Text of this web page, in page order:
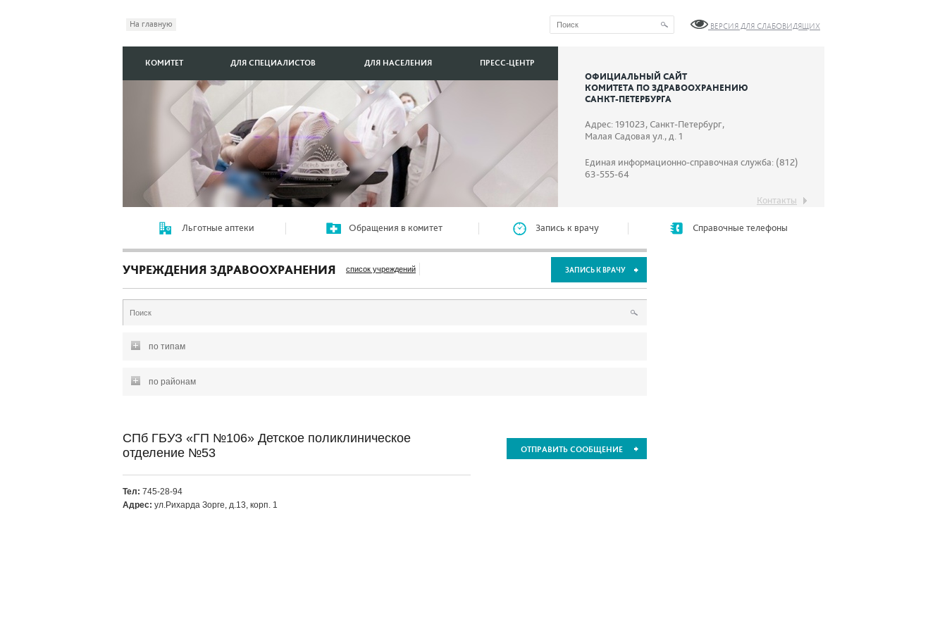
На главную ВЕРСИЯ ДЛЯ СЛАБОВИДЯЩИХ
ОФИЦИАЛЬНЫЙ САЙТ
КОМИТЕТА ПО ЗДРАВООХРАНЕНИЮ
САНКТ-ПЕТЕРБУРГА
Адрес: 191023, Санкт-Петербург,
Малая Садовая ул., д. 1
Единая информационно-справочная служба: (812)
63-555-64
Контакты
КОМИТЕТ ДЛЯ СПЕЦИАЛИСТОВ ДЛЯ НАСЕЛЕНИЯ ПРЕСС-ЦЕНТР
Льготные аптеки Обращения в комитет Запись к врачу Справочные телефоны
УЧРЕЖДЕНИЯ ЗДРАВООХРАНЕНИЯ список учреждений ЗАПИСЬ К ВРАЧУ
по типам
по районам
ОТПРАВИТЬ СООБЩЕНИЕ
СПб ГБУЗ «ГП №106» Детское поликлиническое
отделение №53
Тел: 745-28-94
Адрес: ул.Рихарда Зорге, д.13, корп. 1